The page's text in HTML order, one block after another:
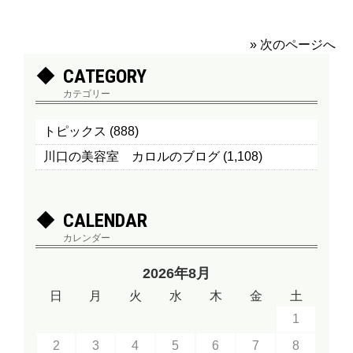
» 次のページへ
CATEGORY
カテゴリー
トピックス (888)
川口の美容室 カロルのブログ (1,108)
CALENDAR
カレンダー
2026年8月
日 月 火 水 木 金
土
1
2
3 4 5 6 7
8